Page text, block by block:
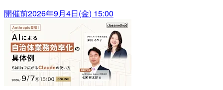
開催前2026年9月4日(金) 15:00